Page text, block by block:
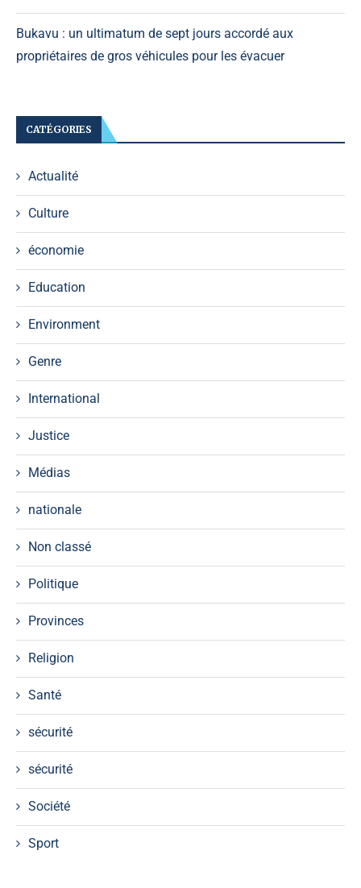
Bukavu : un ultimatum de sept jours accordé aux
propriétaires de gros véhicules pour les évacuer
CATÉGORIES
Actualité
Culture
économie
Education
Environment
Genre
International
Justice
Médias
nationale
Non classé
Politique
Provinces
Religion
Santé
sécurité
sécurité
Société
Sport